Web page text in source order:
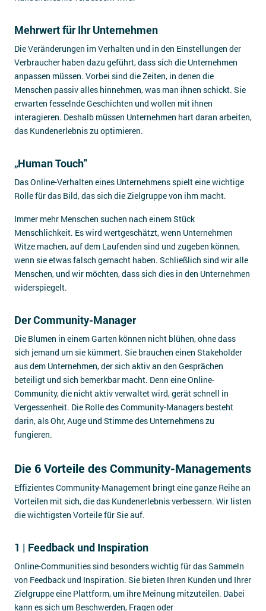
Mehrwert für Ihr Unternehmen
Die Veränderungen im Verhalten und in den Einstellungen der
Verbraucher haben dazu geführt, dass sich die Unternehmen
anpassen müssen. Vorbei sind die Zeiten, in denen die
Menschen passiv alles hinnehmen, was man ihnen schickt. Sie
erwarten fesselnde Geschichten und wollen mit ihnen
interagieren. Deshalb müssen Unternehmen hart daran arbeiten,
das Kundenerlebnis zu optimieren.
„Human Touch"
Das Online-Verhalten eines Unternehmens spielt eine wichtige
Rolle für das Bild, das sich die Zielgruppe von ihm macht.
Immer mehr Menschen suchen nach einem Stück
Menschlichkeit. Es wird wertgeschätzt, wenn Unternehmen
Witze machen, auf dem Laufenden sind und zugeben können,
wenn sie etwas falsch gemacht haben. Schließlich sind wir alle
Menschen, und wir möchten, dass sich dies in den Unternehmen
widerspiegelt.
Der Community-Manager
Die Blumen in einem Garten können nicht blühen, ohne dass
sich jemand um sie kümmert. Sie brauchen einen Stakeholder
aus dem Unternehmen, der sich aktiv an den Gesprächen
beteiligt und sich bemerkbar macht. Denn eine Online-
Community, die nicht aktiv verwaltet wird, gerät schnell in
Vergessenheit. Die Rolle des Community-Managers besteht
darin, als Ohr, Auge und Stimme des Unternehmens zu
fungieren.
Die 6 Vorteile des Community-Managements
Effizientes Community-Management bringt eine ganze Reihe an
Vorteilen mit sich, die das Kundenerlebnis verbessern. Wir listen
die wichtigsten Vorteile für Sie auf.
1 | Feedback und Inspiration
Online-Communities sind besonders wichtig für das Sammeln
von Feedback und Inspiration. Sie bieten Ihren Kunden und Ihrer
Zielgruppe eine Plattform, um ihre Meinung mitzuteilen. Dabei
kann es sich um Beschwerden, Fragen oder